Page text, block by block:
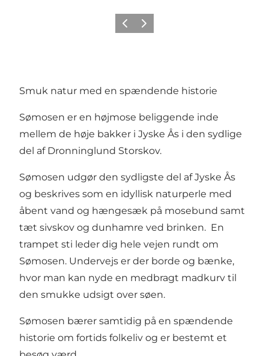
ForrigeNæste
Smuk natur med en spændende historie
Sømosen er en højmose beliggende inde
mellem de høje bakker i Jyske Ås i den sydlige
del af Dronninglund Storskov.
Sømosen udgør den sydligste del af Jyske Ås
og beskrives som en idyllisk naturperle med
åbent vand og hængesæk på mosebund samt
tæt sivskov og dunhamre ved brinken. En
trampet sti leder dig hele vejen rundt om
Sømosen. Undervejs er der borde og bænke,
hvor man kan nyde en medbragt madkurv til
den smukke udsigt over søen.
Sømosen bærer samtidig på en spændende
historie om fortids folkeliv og er bestemt et